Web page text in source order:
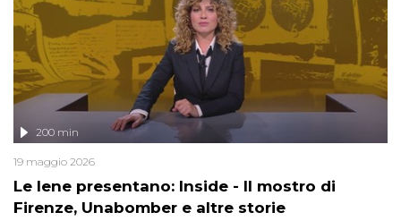
Le Iene presentano: Inside - Il mostro di
Firenze, Unabomber e altre storie
200 min
19 maggio 2026